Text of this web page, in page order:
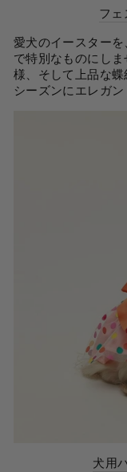
フ
愛犬のイースターを
で特別なものにし
様、そして上品な
シーズンにエレガン
犬用